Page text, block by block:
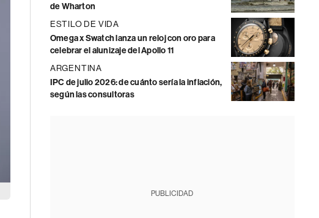
de Wharton
ESTILO DE VIDA
Omega x Swatch lanza un reloj con oro para
celebrar el alunizaje del Apollo 11
ARGENTINA
IPC de julio 2026: de cuánto sería la inflación,
según las consultoras
PUBLICIDAD